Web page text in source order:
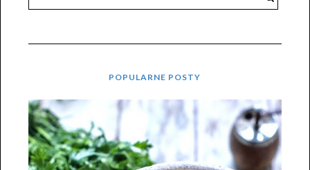
POPULARNE POSTY